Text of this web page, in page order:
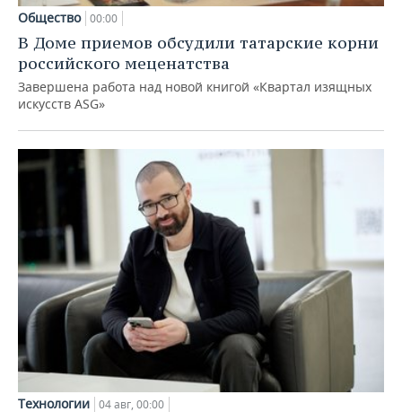
Общество 00:00
В Доме приемов обсудили татарские корни
российского меценатства
Завершена работа над новой книгой «Квартал изящных
искусств ASG»
Технологии 04 авг, 00:00